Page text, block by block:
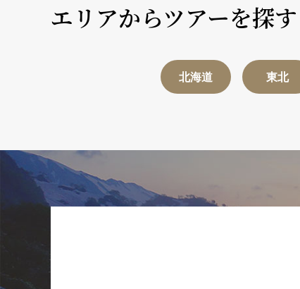
エリアからツアーを探す
北海道 東北